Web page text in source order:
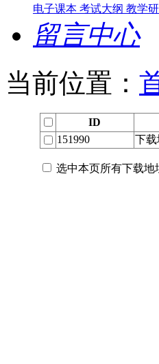
电子课本 考试大纲 教学
留言中心
当前位置：
ID
151990
下载
选中本页所有下载